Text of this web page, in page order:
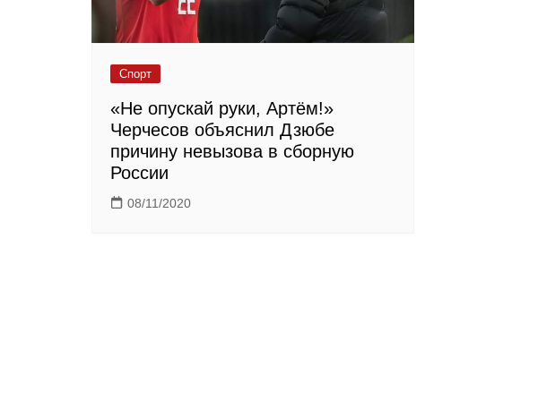
Спорт
«Не опускай руки, Артём!»
Черчесов объяснил Дзюбе
причину невызова в сборную
России
08/11/2020